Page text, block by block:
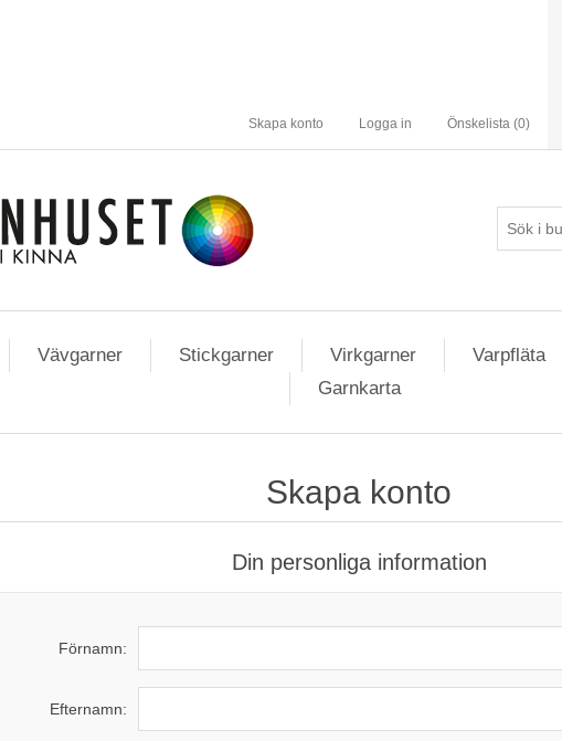
Skapa konto Logga in Önskelista (0)
Vävgarner Stickgarner Virkgarner Varpfläta
Garnkarta
Skapa konto
Din personliga information
Förnamn:
Efternamn: